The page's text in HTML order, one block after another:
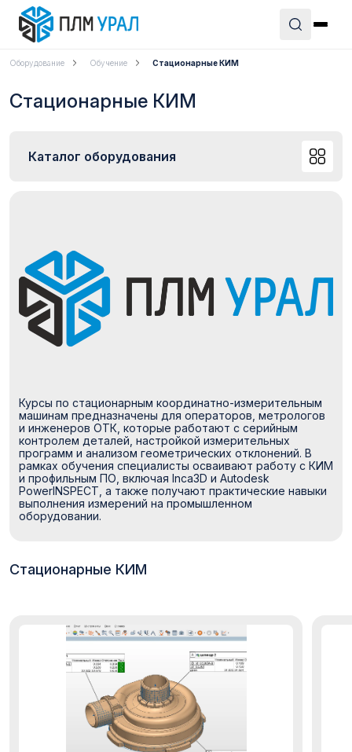
Оборудование Обучение Стационарные КИМ
Стационарные КИМ
Каталог оборудования
Курсы по стационарным координатно-измерительным
машинам предназначены для операторов, метрологов
и инженеров ОТК, которые работают с серийным
контролем деталей, настройкой измерительных
программ и анализом геометрических отклонений. В
рамках обучения специалисты осваивают работу с КИМ
и профильным ПО, включая Inca3D и Autodesk
PowerINSPECT, а также получают практические навыки
выполнения измерений на промышленном
оборудовании.
Стационарные КИМ